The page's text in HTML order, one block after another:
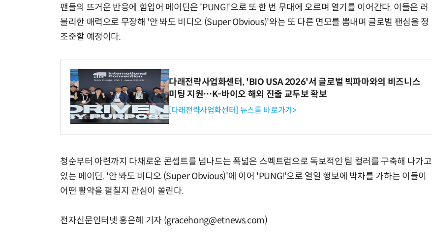
팬들의 뜨거운 반응에 힘입어 메이딘은 'PUNG!'으로 또 한 번 무대에 오르며 열기를 이어간다. 이들은 러
블리한 매력으로 무장해 '안 봐도 비디오 (Super Obvious)'와는 또 다른 면모를 뽐내며 글로벌 팬심을 정
조준할 예정이다.
다래전략사업화센터, 'BIO USA 2026'서 글로벌 빅파마와의 비즈니스
미팅 지원…K-바이오 해외 진출 교두보 확보
[다래전략사업화센터] 뉴스룸 바로가기>
청순부터 아련까지 다채로운 콘셉트를 넘나드는 폭넓은 스펙트럼으로 독보적인 팀 컬러를 구축해 나가고
있는 메이딘. '안 봐도 비디오 (Super Obvious)'에 이어 'PUNG!'으로 열일 행보에 박차를 가하는 이들이
어떤 활약을 펼칠지 관심이 쏠린다.
전자신문인터넷 홍은혜 기자 (gracehong@etnews.com)